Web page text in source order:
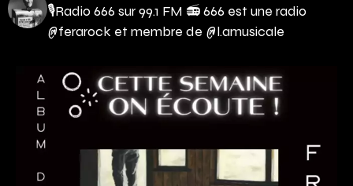
🎙Radio 666 sur 99.1 FM 📻666 est une radio
@ferarock et membre de @l.amusicale